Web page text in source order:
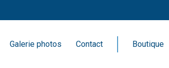
Galerie photos Contact Boutique